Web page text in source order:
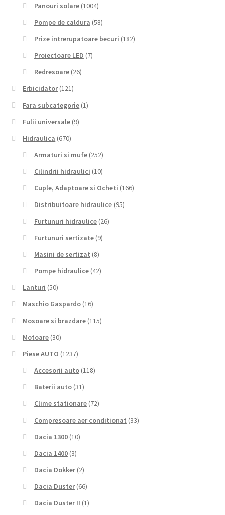
Panouri solare (1004)
Pompe de caldura (58)
Prize intrerupatoare becuri (182)
Proiectoare LED (7)
Redresoare (26)
Erbicidator (121)
Fara subcategorie (1)
Fulii universale (9)
Hidraulica (670)
Armaturi si mufe (252)
Cilindrii hidraulici (10)
Cuple, Adaptoare si Ocheti (166)
Distribuitoare hidraulice (95)
Furtunuri hidraulice (26)
Furtunuri sertizate (9)
Masini de sertizat (8)
Pompe hidraulice (42)
Lanturi (50)
Maschio Gaspardo (16)
Mosoare si brazdare (115)
Motoare (30)
Piese AUTO (1237)
Accesorii auto (118)
Baterii auto (31)
Clime stationare (72)
Compresoare aer conditionat (33)
Dacia 1300 (10)
Dacia 1400 (3)
Dacia Dokker (2)
Dacia Duster (66)
Dacia Duster II (1)